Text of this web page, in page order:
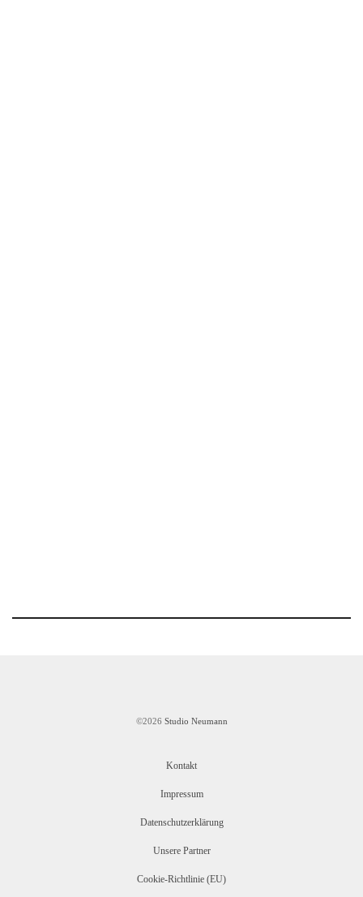
©2026 Studio Neumann
Kontakt
Impressum
Datenschutzerklärung
Unsere Partner
Cookie-Richtlinie (EU)